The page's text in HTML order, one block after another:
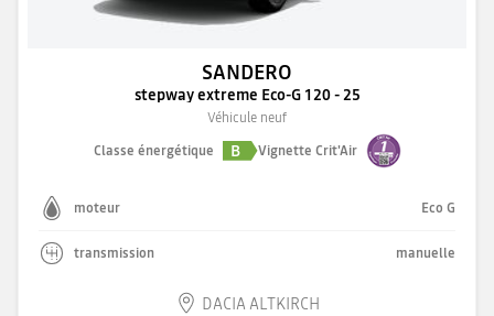
SANDERO
stepway extreme Eco-G 120 - 25
Véhicule neuf
Classe énergétique
B Vignette Crit'Air
moteur Eco G
transmission manuelle
DACIA ALTKIRCH